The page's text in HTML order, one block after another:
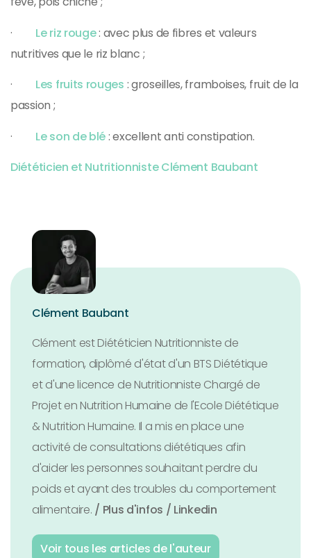
· Le riz rouge: avec plus de fibres et valeurs
nutritives que le riz blanc ;
· Les fruits rouges : groseilles, framboises, fruit de la
passion ;
· Le son de blé: excellent anti constipation.
Diététicien et Nutritionniste Clément Baubant
Clément Baubant
Clément est Diététicien Nutritionniste de
formation, diplômé d'état d'un BTS Diététique
et d'une licence de Nutritionniste Chargé de
Projet en Nutrition Humaine de l'Ecole Diététique
& Nutrition Humaine. Il a mis en place une
activité de consultations diététiques afin
d'aider les personnes souhaitant perdre du
poids et ayant des troubles du comportement
alimentaire. / Plus d'infos / Linkedin
Voir tous les articles de l'auteur